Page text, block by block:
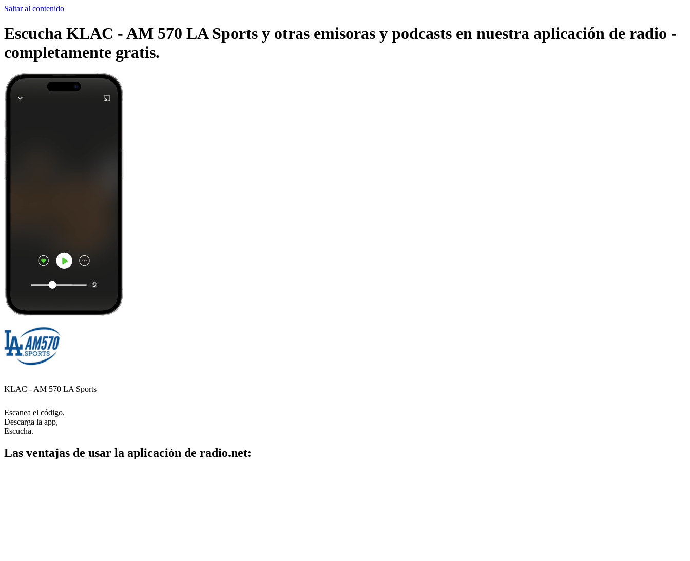
Saltar al contenido
Escucha KLAC - AM 570 LA Sports y otras emisoras y podcasts en nuestra aplicación de radio -
completamente gratis.
KLAC - AM 570 LA Sports
Escanea el código,
Descarga la app,
Escucha.
Las ventajas de usar la aplicación de radio.net: